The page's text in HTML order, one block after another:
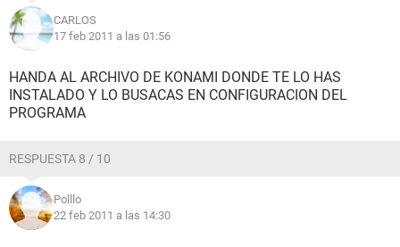
CARLOS
17 feb 2011 a las 01:56
HANDA AL ARCHIVO DE KONAMI DONDE TE LO HAS
INSTALADO Y LO BUSACAS EN CONFIGURACION DEL
PROGRAMA
RESPUESTA 8 / 10
Polllo
22 feb 2011 a las 14:30